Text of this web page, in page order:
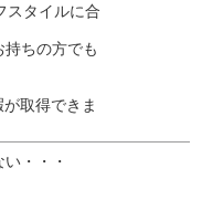
スタイルに合
ちの方でも
取得できま
・・・